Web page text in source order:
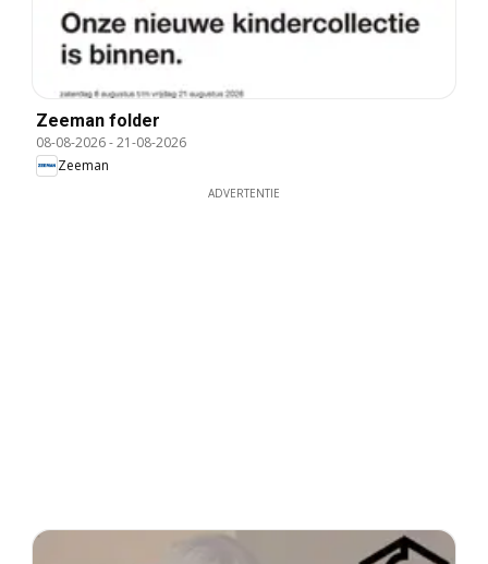
Zeeman folder
08-08-2026-21-08-2026
Zeeman
ADVERTENTIE